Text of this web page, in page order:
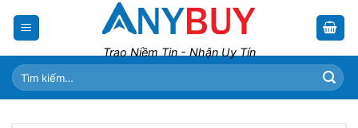
Trao Niềm Tin - Nhận Uy Tín
Tìm
kiếm: